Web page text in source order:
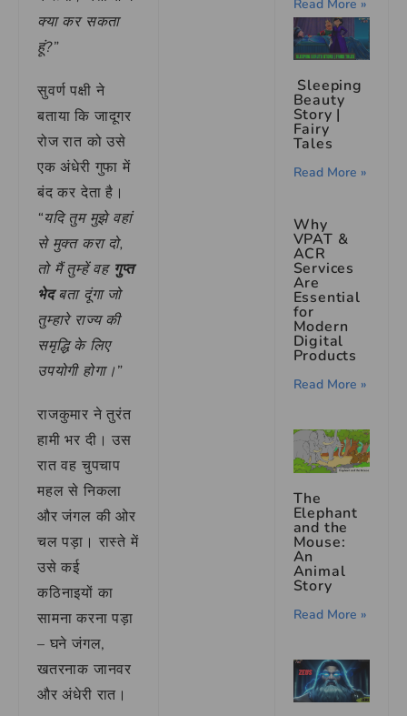
क्या कर सकता
हूं?”
सुवर्ण पक्षी ने
बताया कि जादूगर
रोज रात को उसे
एक अंधेरी गुफा में
बंद कर देता है।
“यदि तुम मुझे वहां
से मुक्त करा दो,
तो मैं तुम्हें वह गुप्त
भेदबता दूंगा जो
तुम्हारे राज्य की
समृद्धि के लिए
उपयोगी होगा।”
राजकुमार ने तुरंत
हामी भर दी। उस
रात वह चुपचाप
महल से निकला
और जंगल की ओर
चल पड़ा। रास्ते में
उसे कई
कठिनाइयों का
सामना करना पड़ा
– घने जंगल,
खतरनाक जानवर
और अंधेरी रात।
Read More »
Sleeping
Beauty
Story |
Fairy
Tales
Read More »
Why
VPAT &
ACR
Services
Are
Essential
for
Modern
Digital
Products
Read More »
The
Elephant
and the
Mouse:
An
Animal
Story
Read More »